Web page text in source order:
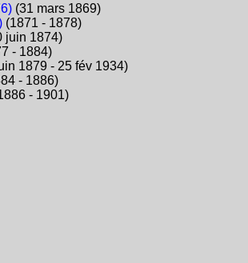
(31 mars 1869)
(1871 - 1878)
juin 1874)
- 1884)
1879 - 25 fév 1934)
- 1886)
- 1901)